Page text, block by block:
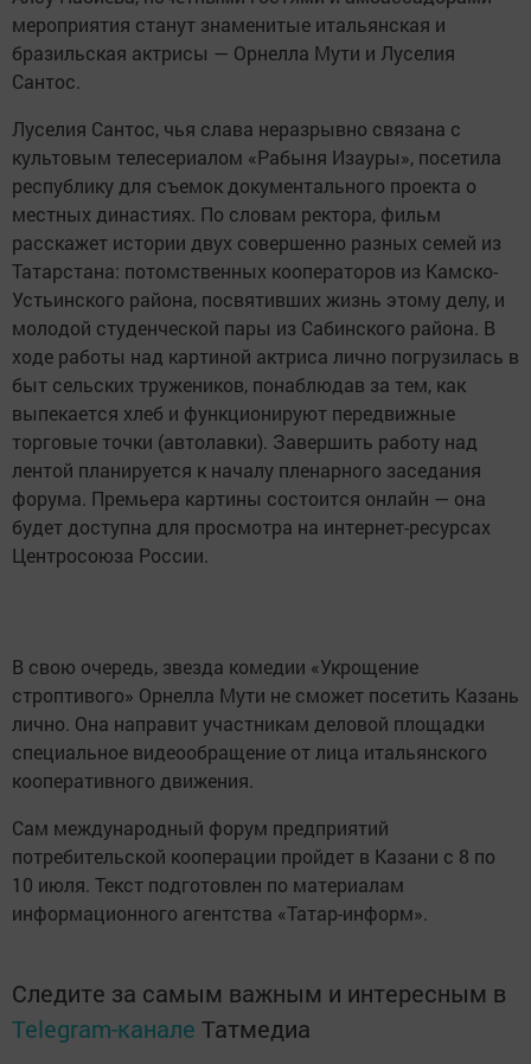
мероприятия станут знаменитые итальянская и
бразильская актрисы — Орнелла Мути и Луселия
Сантос.
Луселия Сантос, чья слава неразрывно связана с
культовым телесериалом «Рабыня Изауры», посетила
республику для съемок документального проекта о
местных династиях. По словам ректора, фильм
расскажет истории двух совершенно разных семей из
Татарстана: потомственных кооператоров из Камско-
Устьинского района, посвятивших жизнь этому делу, и
молодой студенческой пары из Сабинского района. В
ходе работы над картиной актриса лично погрузилась в
быт сельских тружеников, понаблюдав за тем, как
выпекается хлеб и функционируют передвижные
торговые точки (автолавки). Завершить работу над
лентой планируется к началу пленарного заседания
форума. Премьера картины состоится онлайн — она
будет доступна для просмотра на интернет-ресурсах
Центросоюза России.
В свою очередь, звезда комедии «Укрощение
строптивого» Орнелла Мути не сможет посетить Казань
лично. Она направит участникам деловой площадки
специальное видеообращение от лица итальянского
кооперативного движения.
Сам международный форум предприятий
потребительской кооперации пройдет в Казани с 8 по
10 июля. Текст подготовлен по материалам
информационного агентства «Татар-информ».
Следите за самым важным и интересным в
Telegram-канале Татмедиа